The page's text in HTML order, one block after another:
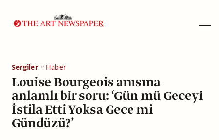
Sergiler Haber
Louise Bourgeois anısına
anlamlı bir soru: ‘Gün mü Geceyi
İstila Etti Yoksa Gece mi
Gündüzü?’